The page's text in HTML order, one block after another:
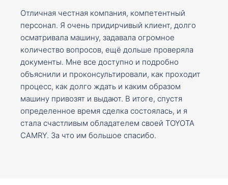
Отличная честная компания, компетентный
персонал. Я очень придирчивый клиент, долго
осматривала машину, задавала огромное
количество вопросов, ещё дольше проверяла
документы. Мне все доступно и подробно
объяснили и проконсультировали, как проходит
процесс, как долго ждать и каким образом
машину привозят и выдают. В итоге, спустя
определенное время сделка состоялась, и я
стала счастливым обладателем своей TOYOTA
CAMRY. За что им большое спасибо.